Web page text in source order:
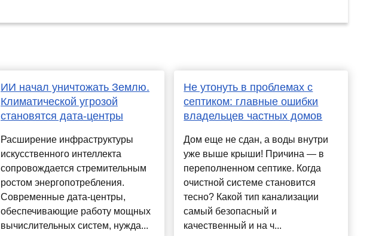
ИИ начал уничтожать Землю.
Климатической угрозой
становятся дата-центры
Расширение инфраструктуры
искусственного интеллекта
сопровождается стремительным
ростом энергопотребления.
Современные дата-центры,
обеспечивающие работу мощных
вычислительных систем, нужда...
Не утонуть в проблемах с
септиком: главные ошибки
владельцев частных домов
Дом еще не сдан, а воды внутри
уже выше крыши! Причина — в
переполненном септике. Когда
очистной системе становится
тесно? Какой тип канализации
самый безопасный и
качественный и на ч...